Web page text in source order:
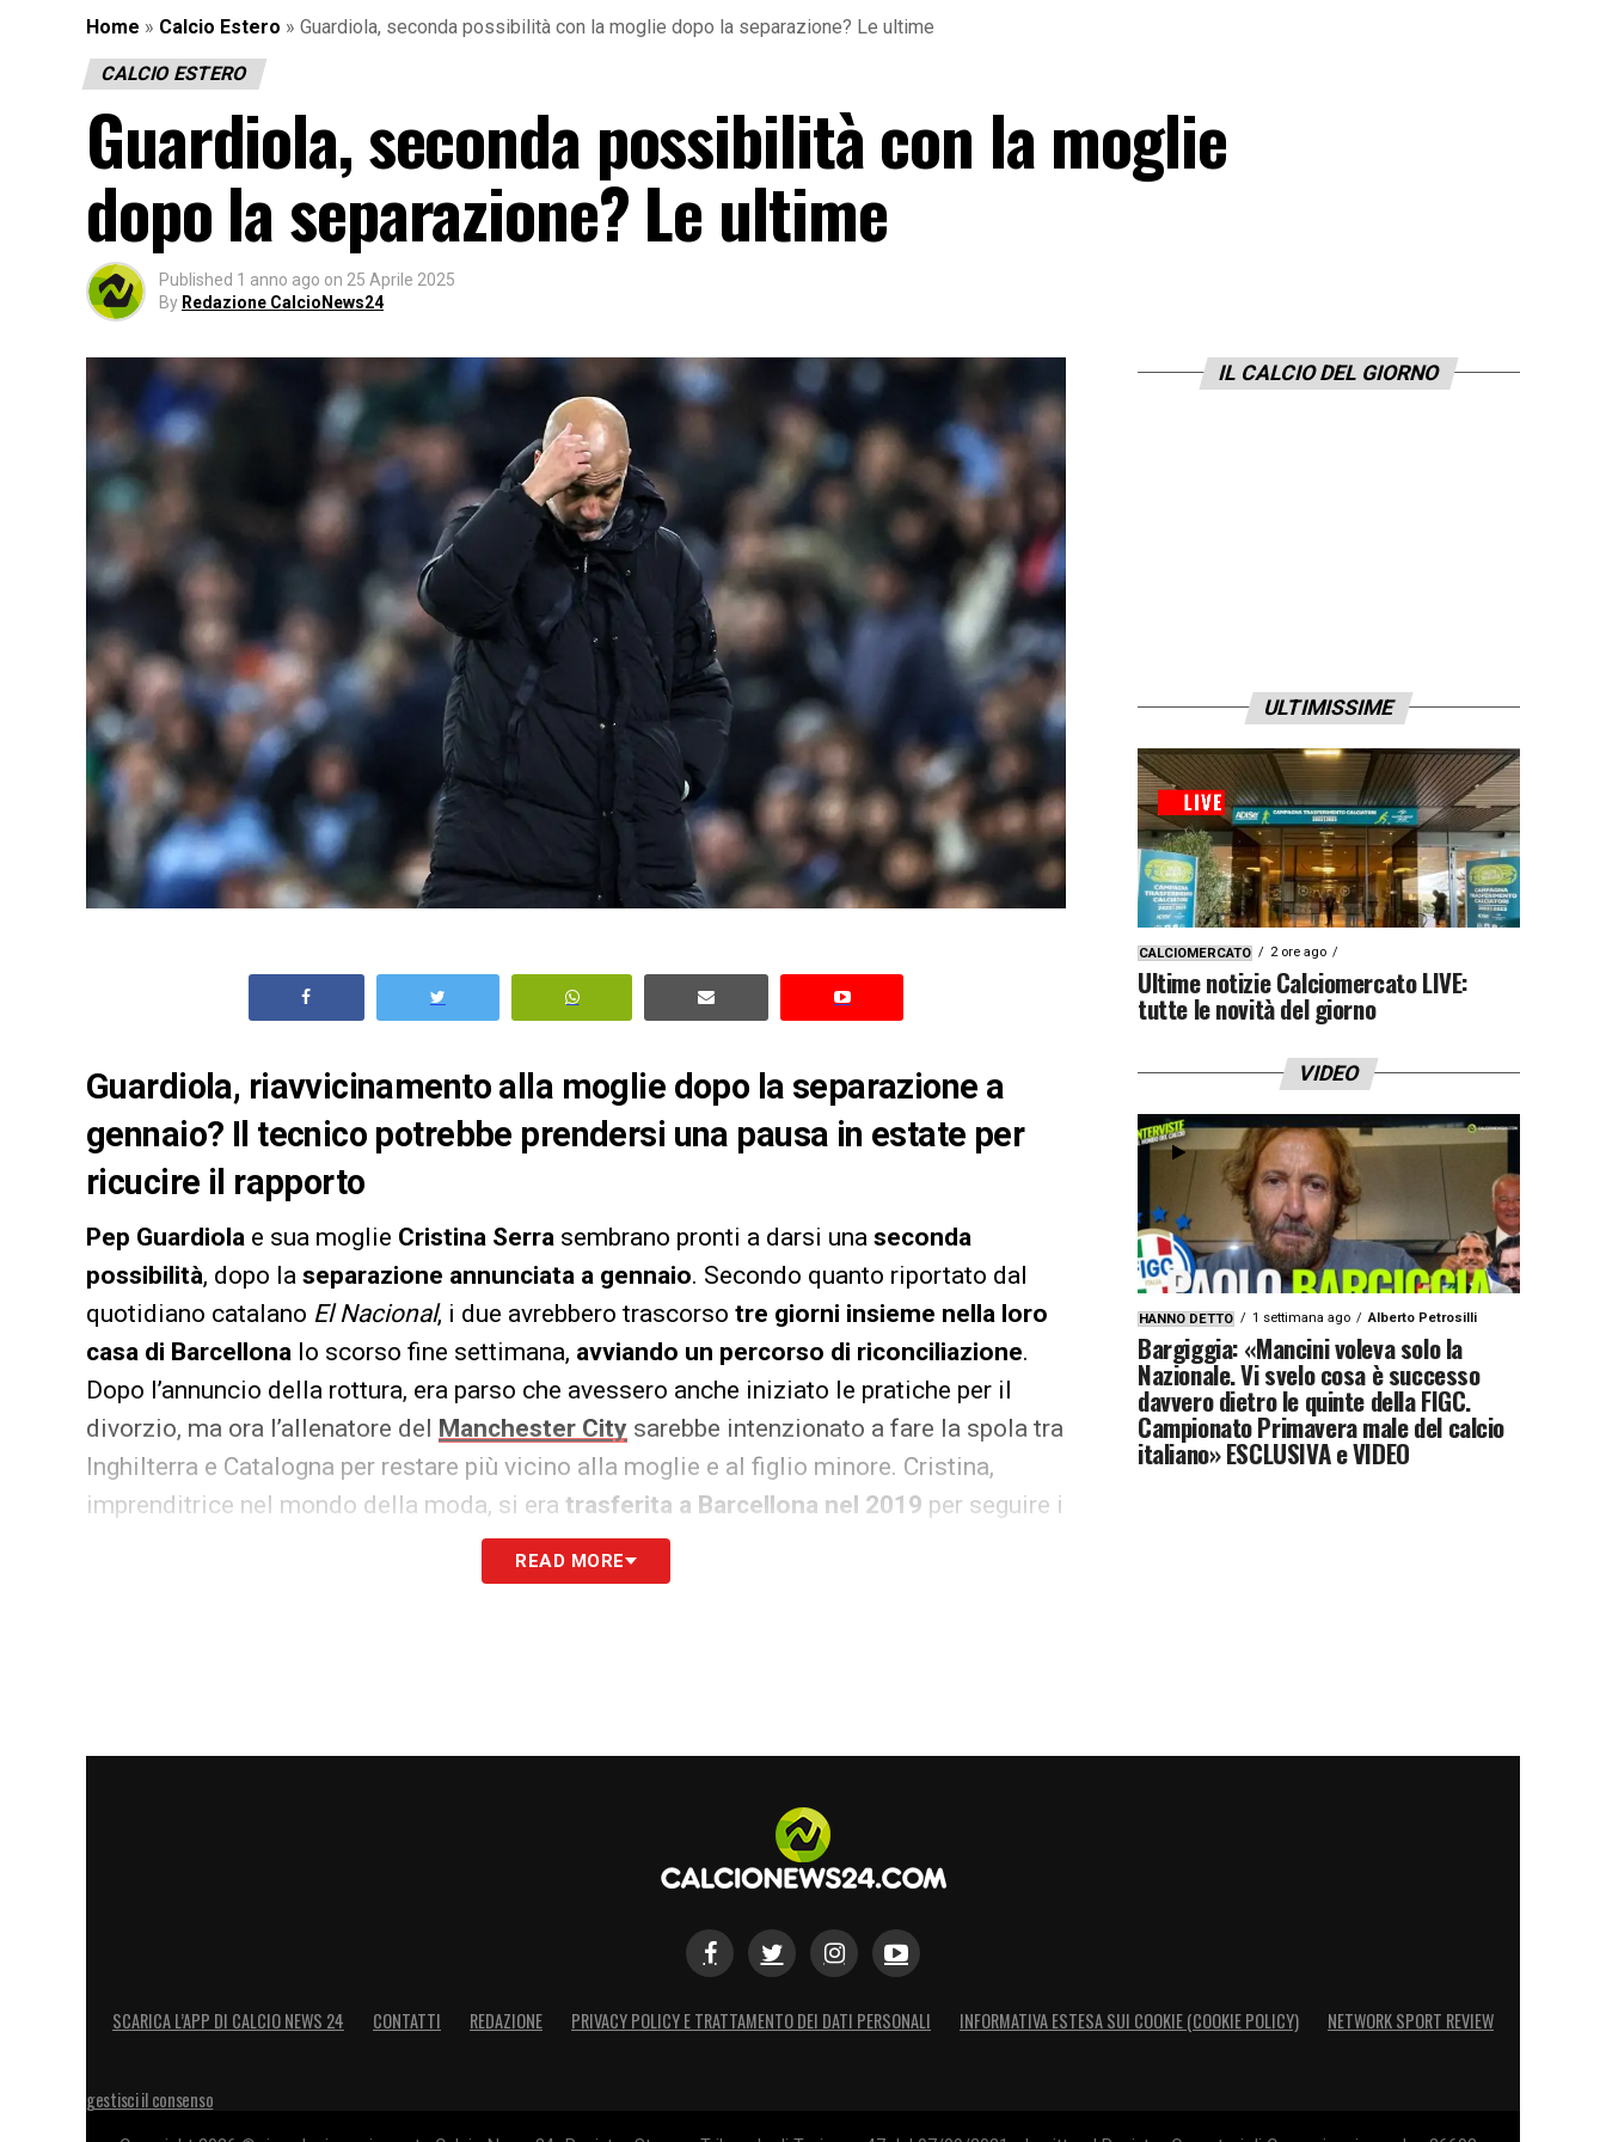
Home » Calcio Estero » Guardiola, seconda possibilità con la moglie dopo la separazione? Le ultime
CALCIO ESTERO
Guardiola, seconda possibilità con la moglie
dopo la separazione? Le ultime
Published 1 anno ago on 25 Aprile 2025
By Redazione CalcioNews24
Guardiola, riavvicinamento alla moglie dopo la separazione a
gennaio? Il tecnico potrebbe prendersi una pausa in estate per
ricucire il rapporto
Pep Guardiola e sua moglie Cristina Serra sembrano pronti a darsi una seconda
possibilità, dopo la separazione annunciata a gennaio. Secondo quanto riportato dal
quotidiano catalano El Nacional, i due avrebbero trascorso tre giorni insieme nella loro
casa di Barcellona lo scorso fine settimana, avviando un percorso di riconciliazione.
Dopo l’annuncio della rottura, era parso che avessero anche iniziato le pratiche per il
divorzio, ma ora l’allenatore del Manchester City sarebbe intenzionato a fare la spola tra
Inghilterra e Catalogna per restare più vicino alla moglie e al figlio minore. Cristina,
imprenditrice nel mondo della moda, si era trasferita a Barcellona nel 2019 per seguire i
la decisione di Guardiola di prolungare fino al 2026 il
contratto con il City avrebbe sorpreso e forse spinto verso la crisi
conquistare la FA Cup, Pep potrebbe auspicare unapausa estiva per ritrovare serenità
READ MORE
IL CALCIO DEL GIORNO
ULTIMISSIME
CALCIOMERCATO 2 ore ago
Ultime notizie Calciomercato LIVE:
tutte le novità del giorno
VIDEO
HANNO DETTO 1 settimana ago Alberto Petrosilli
Bargiggia: «Mancini voleva solo la
Nazionale. Vi svelo cosa è successo
davvero dietro le quinte della FIGC.
Campionato Primavera male del calcio
italiano» ESCLUSIVA e VIDEO
SCARICA L’APP DI CALCIO NEWS 24 CONTATTI REDAZIONE PRIVACY POLICY E TRATTAMENTO DEI DATI PERSONALI INFORMATIVA ESTESA SUI COOKIE (COOKIE POLICY) NETWORK SPORT REVIEW
gestisci il consenso